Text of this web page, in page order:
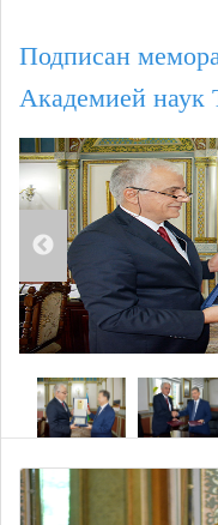
Подписан
Академией наук